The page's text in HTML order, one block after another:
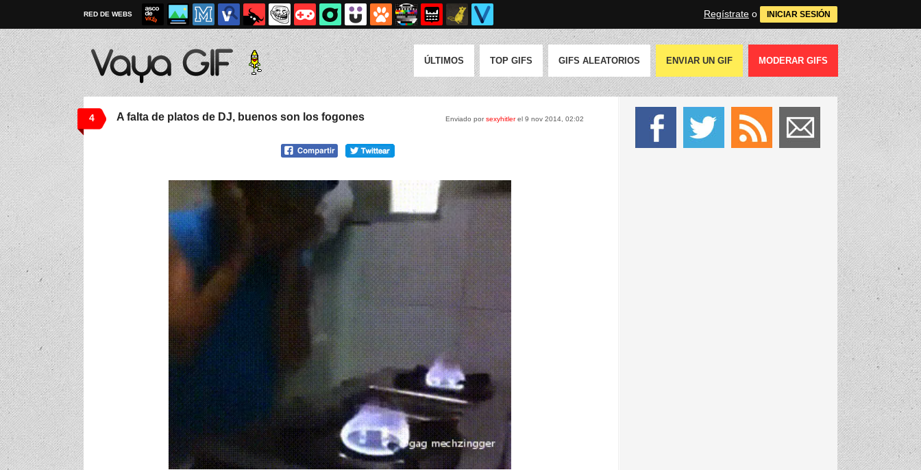
RED DE WEBS Regístrate o INICIAR SESIÓN
ÚLTIMOS TOP GIFS GIFS ALEATORIOS ENVIAR UN GIF MODERAR GIFS
4 Enviado porsexyhitlerel 9 nov 2014, 02:02
A falta de platos de DJ, buenos son los fogones